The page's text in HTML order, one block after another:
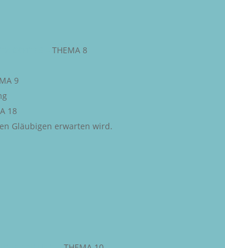
THEMA 8
9
18
Gläubigen erwarten wird.